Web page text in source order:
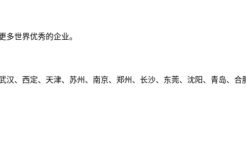
多世界优秀的企业。
汉、西定、天津、苏州、南京、郑州、长沙、东莞、沈阳、青岛、合